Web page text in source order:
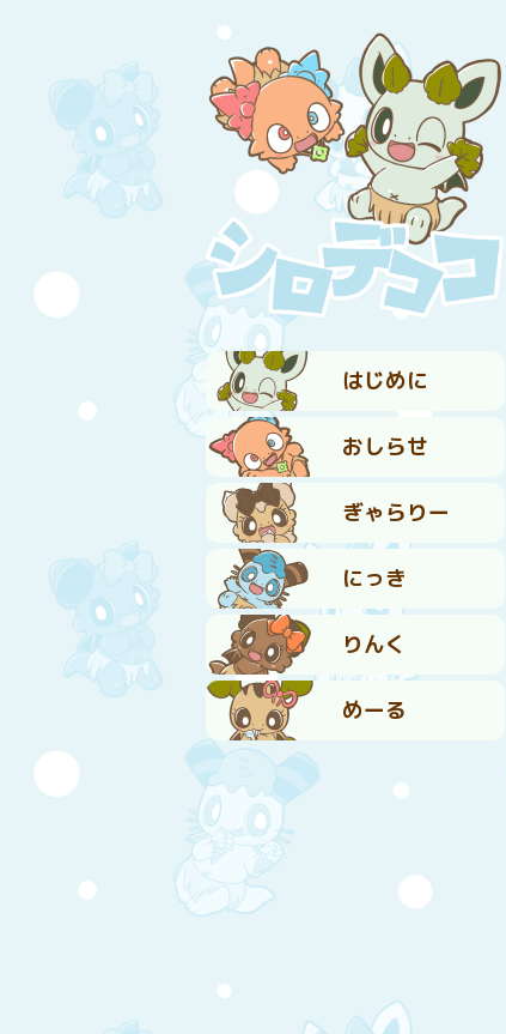
はじめに
おしらせ
ぎゃらりー
にっき
りんく
めーる